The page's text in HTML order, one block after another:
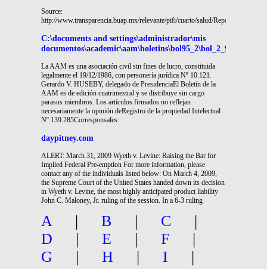
Source:
http://www.transparencia.buap.mx/relevante/pifi/cuarto/salud/
C:\documents and settings\administrador\mis
documentos\academic\aam\boletins\bol95_2\bol_2_95.p65
La AAM es una asociación civil sin fines de lucro, constituida
legalmente el 19/12/1986, con personería jurídica Nº 10.121.
Gerardo V. HUSEBY, delegado de PresidenciaEl Boletín de la
AAM es de edición cuatrimestral y se distribuye sin cargo
parasus miembros. Los artículos firmados no reflejan
necesariamente la opinión deRegistro de la propiedad Intelectual
Nº 139.285Corresponsales:
daypitney.com
ALERT: March 31, 2009 Wyeth v. Levine: Raising the Bar for
Implied Federal Pre-emption For more information, please
contact any of the individuals listed below: On March 4, 2009,
the Supreme Court of the United States handed down its decision
in Wyeth v. Levine, the most highly anticipated product liability
John C. Maloney, Jr. ruling of the session. In a 6-3 ruling
A | B | C
|
D
| E | F
|
G
| H | I
|